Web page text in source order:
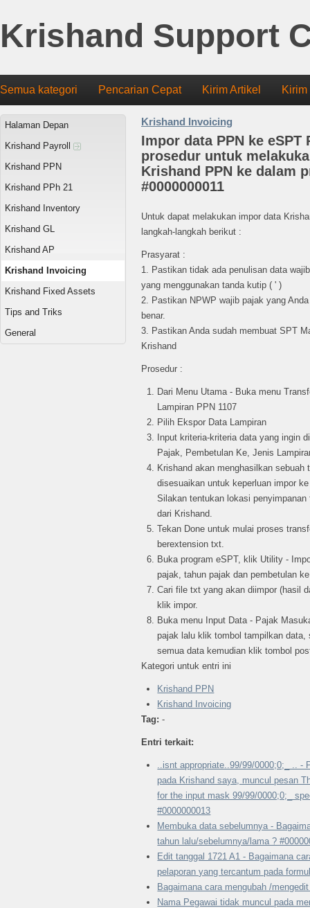
Krishand Support
Semua kategori Pencarian Cepat Kirim Artikel
Halaman Depan
Krishand Payroll
Krishand PPN
Krishand PPh 21
Krishand Inventory
Krishand GL
Krishand AP
Krishand Invoicing
Krishand Fixed Assets
Tips and Triks
General
Krishand Invoicing
Impor data PPN ke eSPT
prosedur untuk
Krishand PPN ke dalam
#0000000011
Untuk dapat melakukan impor data
langkah-langkah berikut :
Prasyarat :
1. Pastikan tidak ada penulisan data
yang menggunakan tanda kutip ( ' )
2. Pastikan NPWP wajib pajak yang
benar.
3. Pastikan Anda sudah membuat SPT
Krishand
Prosedur :
Dari Menu Utama - Buka menu
Lampiran PPN 1107
Pilih Ekspor Data Lampiran
Input kriteria-kriteria data yang ingin
Pajak, Pembetulan Ke, Jenis
Krishand akan menghasilkan
disesuaikan untuk keperluan impor
Silakan tentukan lokasi
dari Krishand.
Tekan Done untuk mulai proses
berextension txt.
Buka program eSPT, klik Utility -
pajak, tahun pajak dan pembetulan
Cari file txt yang akan diimpor (hasil
klik impor.
Buka menu Input Data - Pajak
pajak lalu klik tombol tampilkan
semua data kemudian klik tombol
Kategori untuk entri ini
Krishand PPN
Krishand Invoicing
Tag: -
Entri terkait:
..isnt appropriate..99/99/0000;0;_ ..
pada Krishand saya, muncul pesan
for the input mask 99/99/0000;0;_
#0000000013
Membuka data sebelumnya -
tahun lalu/sebelumnya/lama ?
Edit tanggal 1721 A1 - Bagaimana
pelaporan yang tercantum pada
Bagaimana cara mengubah /
Nama Pegawai tidak muncul pada